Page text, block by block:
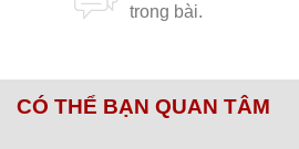
CÓ THỂ BẠN QUAN TÂM